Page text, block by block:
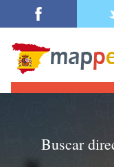
Buscar